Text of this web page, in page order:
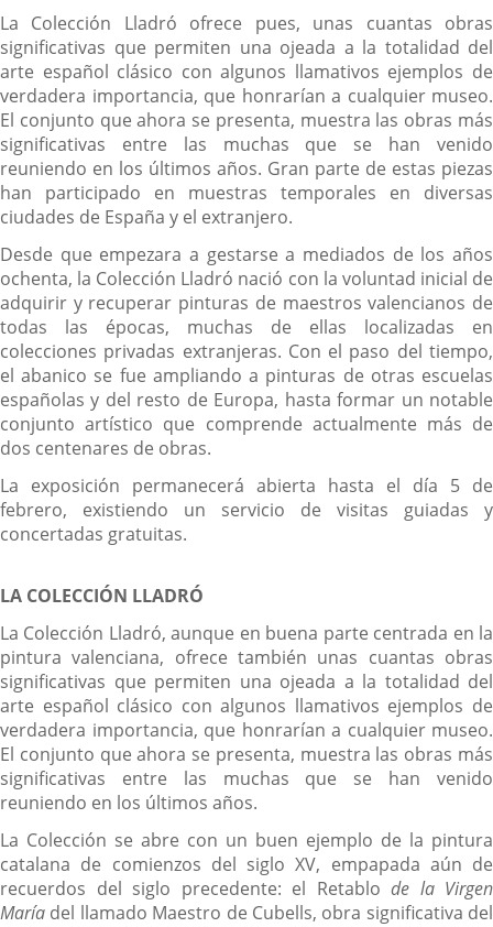
La Colección Lladró ofrece pues, unas cuantas obras
significativas que permiten una ojeada a la totalidad del
arte español clásico con algunos llamativos ejemplos de
verdadera importancia, que honrarían a cualquier museo.
El conjunto que ahora se presenta, muestra las obras más
significativas entre las muchas que se han venido
reuniendo en los últimos años. Gran parte de estas piezas
han participado en muestras temporales en diversas
ciudades de España y el extranjero.
Desde que empezara a gestarse a mediados de los años
ochenta, la Colección Lladró nació con la voluntad inicial de
adquirir y recuperar pinturas de maestros valencianos de
todas las épocas, muchas de ellas localizadas en
colecciones privadas extranjeras. Con el paso del tiempo,
el abanico se fue ampliando a pinturas de otras escuelas
españolas y del resto de Europa, hasta formar un notable
conjunto artístico que comprende actualmente más de
dos centenares de obras.
La exposición permanecerá abierta hasta el día 5 de
febrero, existiendo un servicio de visitas guiadas y
concertadas gratuitas.
LA COLECCIÓN LLADRÓ
La Colección Lladró, aunque en buena parte centrada en la
pintura valenciana, ofrece también unas cuantas obras
significativas que permiten una ojeada a la totalidad del
arte español clásico con algunos llamativos ejemplos de
verdadera importancia, que honrarían a cualquier museo.
El conjunto que ahora se presenta, muestra las obras más
significativas entre las muchas que se han venido
reuniendo en los últimos años.
La Colección se abre con un buen ejemplo de la pintura
catalana de comienzos del siglo XV, empapada aún de
recuerdos del siglo precedente: el Retablo de la Virgen
María del llamado Maestro de Cubells, obra significativa del